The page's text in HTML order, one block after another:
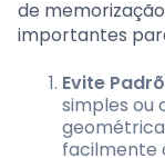
de
importantes
Evite
simples ou
facilmente